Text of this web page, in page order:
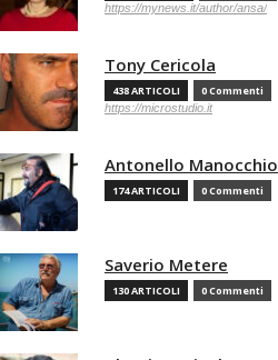
https://mynews.it/author/ansa/
Tony Cericola
438 ARTICOLI 0 Commenti
https://microstudio.it
Antonello Manocchio
174 ARTICOLI 0 Commenti
Saverio Metere
130 ARTICOLI 0 Commenti